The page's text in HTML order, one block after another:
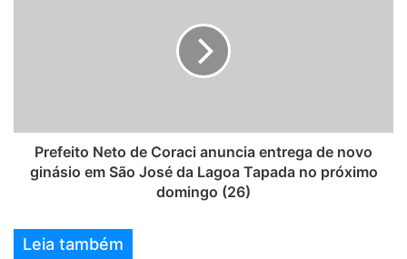
Prefeito Neto de Coraci anuncia entrega de novo
ginásio em São José da Lagoa Tapada no próximo
domingo (26)
Leia também